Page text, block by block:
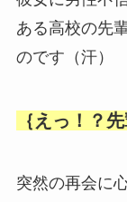
ある高校の先
のです（汗）
｛えっ！？先
突然の再会に